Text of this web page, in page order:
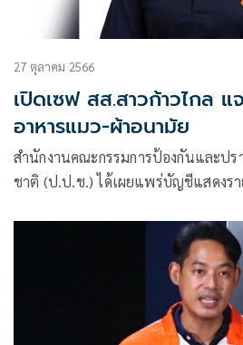
27 ตุลาคม 2566
เปิดเซฟ สส.สาวก้าวไกล
อาหารแมว-ผ้าอนามัย
สำนักงานคณะกรรมการป้องกันและป
ชาติ (ป.ป.ช.) ได้เผยแพร่บัญชีแสดงร